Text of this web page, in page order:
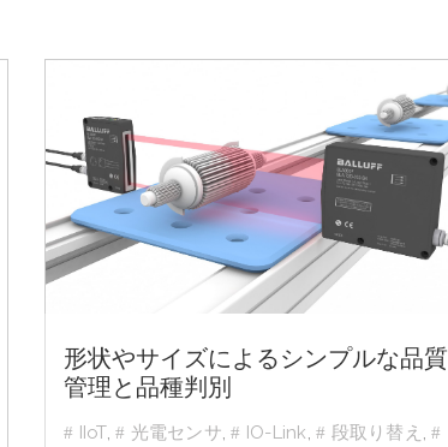
形状やサイズによるシンプルな品質
管理と品種判別
IIoT, 光電センサ, IO-Link, 段取り替え ,